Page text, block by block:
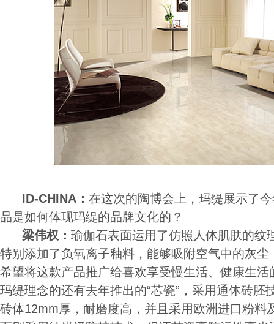
ID-CHINA： 在这次的陶博会上，玛缇展示了
品是如何体现玛缇的品牌文化的？
梁伟权： 瑜伽石表面运用了仿照人体肌肤的纹
特别添加了负氧离子釉料，能够吸附空气中的灰
希望将这款产品推广给喜欢享受慢生活、健康生
玛缇理念的还有去年推出的“芯瓷”，采用通体砖胚
砖体12mm厚，耐磨度高，并且采用欧洲进口粉料